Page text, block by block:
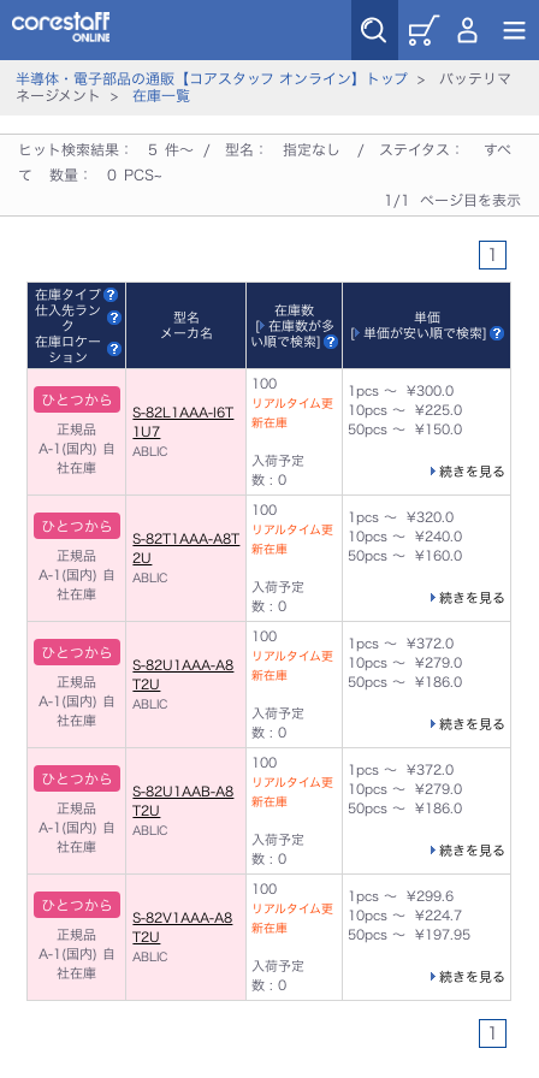
半導体・電子部品の通販【コアスタッフ オンライン】トップ> バッテリマ
ネージメント > 在庫一覧
ヒット検索結果： 5 件～ / 型名： 指定なし / ステイタス：
すべ
て
数量： 0 PCS~
1/1 ページ目を表示
1
在庫タイプ
仕入先ラン
ク
在庫ロケー
ション
型名
メーカ名
在庫数
[
在庫数が多
い順で検索]
単価
[
単価が安い順で検索]
ひとつから
正規品
A-1(国内)
自
社在庫
S-82L1AAA-I6T
1U7
ABLIC
100
リアルタイム更
新在庫
入荷予定
数 : 0
1pcs ～ ¥300.0
10pcs ～ ¥225.0
50pcs ～ ¥150.0
続きを見る
ひとつから
正規品
A-1(国内)
自
社在庫
S-82T1AAA-A8T
2U
ABLIC
100
リアルタイム更
新在庫
入荷予定
数 : 0
1pcs ～ ¥320.0
10pcs ～ ¥240.0
50pcs ～ ¥160.0
続きを見る
ひとつから
正規品
A-1(国内)
自
社在庫
S-82U1AAA-A8
T2U
ABLIC
100
リアルタイム更
新在庫
入荷予定
数 : 0
1pcs ～ ¥372.0
10pcs ～ ¥279.0
50pcs ～ ¥186.0
続きを見る
ひとつから
正規品
A-1(国内)
自
社在庫
S-82U1AAB-A8
T2U
ABLIC
100
リアルタイム更
新在庫
入荷予定
数 : 0
1pcs ～ ¥372.0
10pcs ～ ¥279.0
50pcs ～ ¥186.0
続きを見る
ひとつから
正規品
A-1(国内)
自
社在庫
S-82V1AAA-A8
T2U
ABLIC
100
リアルタイム更
新在庫
入荷予定
数 : 0
1pcs ～ ¥299.6
10pcs ～ ¥224.7
50pcs ～ ¥197.95
続きを見る
1